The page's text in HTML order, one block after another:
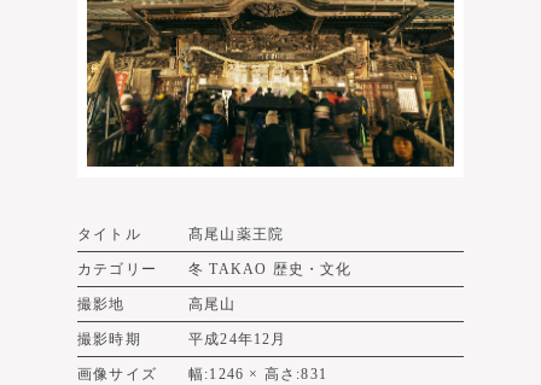
タイトル 髙尾山薬王院
カテゴリー 冬 TAKAO 歴史・文化
撮影地 高尾山
撮影時期 平成24年12月
画像サイズ 幅:1246 × 高さ:831